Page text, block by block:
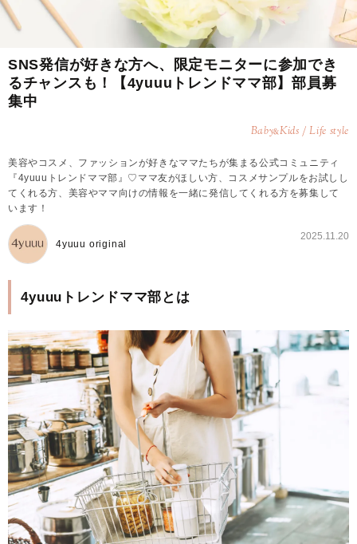
SNS発信が好きな方へ、限定モニターに参加でき
るチャンスも！【4yuuuトレンドママ部】部員募
集中
Baby&Kids / Life style
美容やコスメ、ファッションが好きなママたちが集まる公式コミュニティ
『4yuuuトレンドママ部』♡ママ友がほしい方、コスメサンプルをお試しし
てくれる方、美容やママ向けの情報を一緒に発信してくれる方を募集して
います！
4yuuu original
2025.11.20
4yuuuトレンドママ部とは